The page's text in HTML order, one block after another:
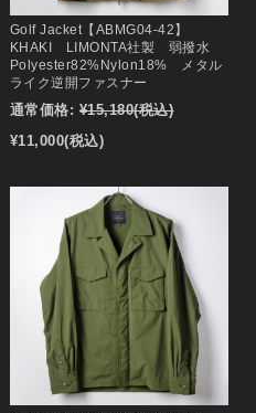
Golf Jacket【ABMG04-42】
KHAKI LIMONTA社製 弱撥水
Polyester82%Nylon18% メタル
ライク逆開ファスナー
通常価格: ¥15,180(税込)
¥11,000(税込)